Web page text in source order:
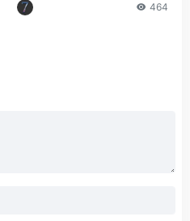
464